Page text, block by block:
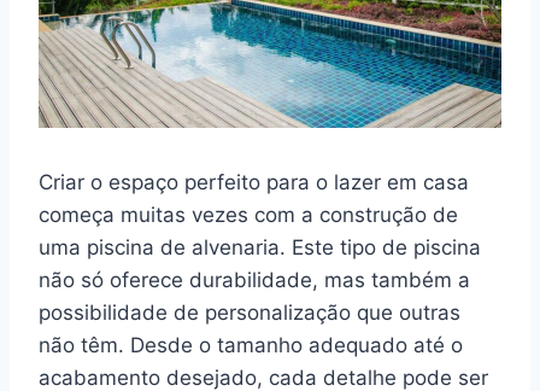
Criar o espaço perfeito para o lazer em casa
começa muitas vezes com a construção de
uma piscina de alvenaria. Este tipo de piscina
não só oferece durabilidade, mas também a
possibilidade de personalização que outras
não têm. Desde o tamanho adequado até o
acabamento desejado, cada detalhe pode ser